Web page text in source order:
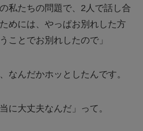
私たちの問題で、2人で話し合
めには、やっぱお別れした方
ことでお別れしたので」
なんだかホッとしたんです。
に大丈夫なんだ」って。